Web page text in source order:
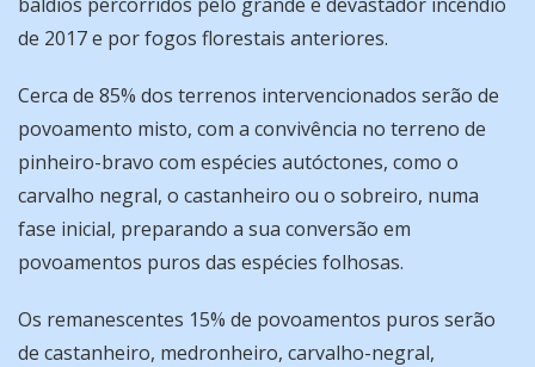
de 2017 e por fogos florestais anteriores.
Cerca de 85% dos terrenos intervencionados serão de
povoamento misto, com a convivência no terreno de
pinheiro-bravo com espécies autóctones, como o
carvalho negral, o castanheiro ou o sobreiro, numa
fase inicial, preparando a sua conversão em
povoamentos puros das espécies folhosas.
Os remanescentes 15% de povoamentos puros serão
de castanheiro, medronheiro, carvalho-negral,